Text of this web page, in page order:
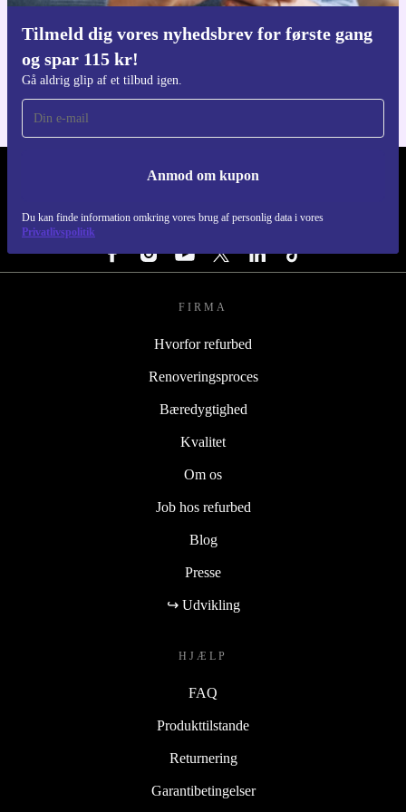
Tilmeld dig vores nyhedsbrev for første gang
og spar 115 kr!
Gå aldrig glip af et tilbud igen.
Anmod om kupon
Du kan finde information omkring vores brug af personlig data i vores
Privatlivspolitik
Download refurbed appen
REFURBED DANMARK - RETHINK NEW.
FØLG OS
FIRMA
Hvorfor refurbed
Renoveringsproces
Bæredygtighed
Kvalitet
Om os
Job hos refurbed
Blog
Presse
↪ Udvikling
HJÆLP
FAQ
Produkttilstande
Returnering
Garantibetingelser